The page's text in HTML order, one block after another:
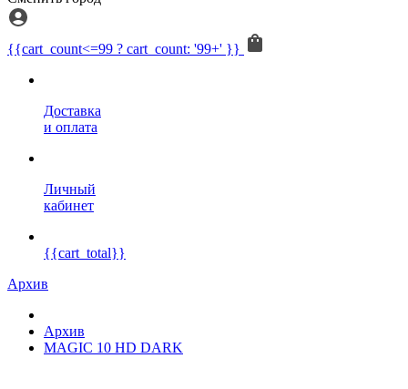
{{cart_count<=99 ? cart_count: '99+' }}
Доставка
и оплата
Личный
кабинет
{{cart_total}}
Архив
Архив
MAGIC 10 HD DARK